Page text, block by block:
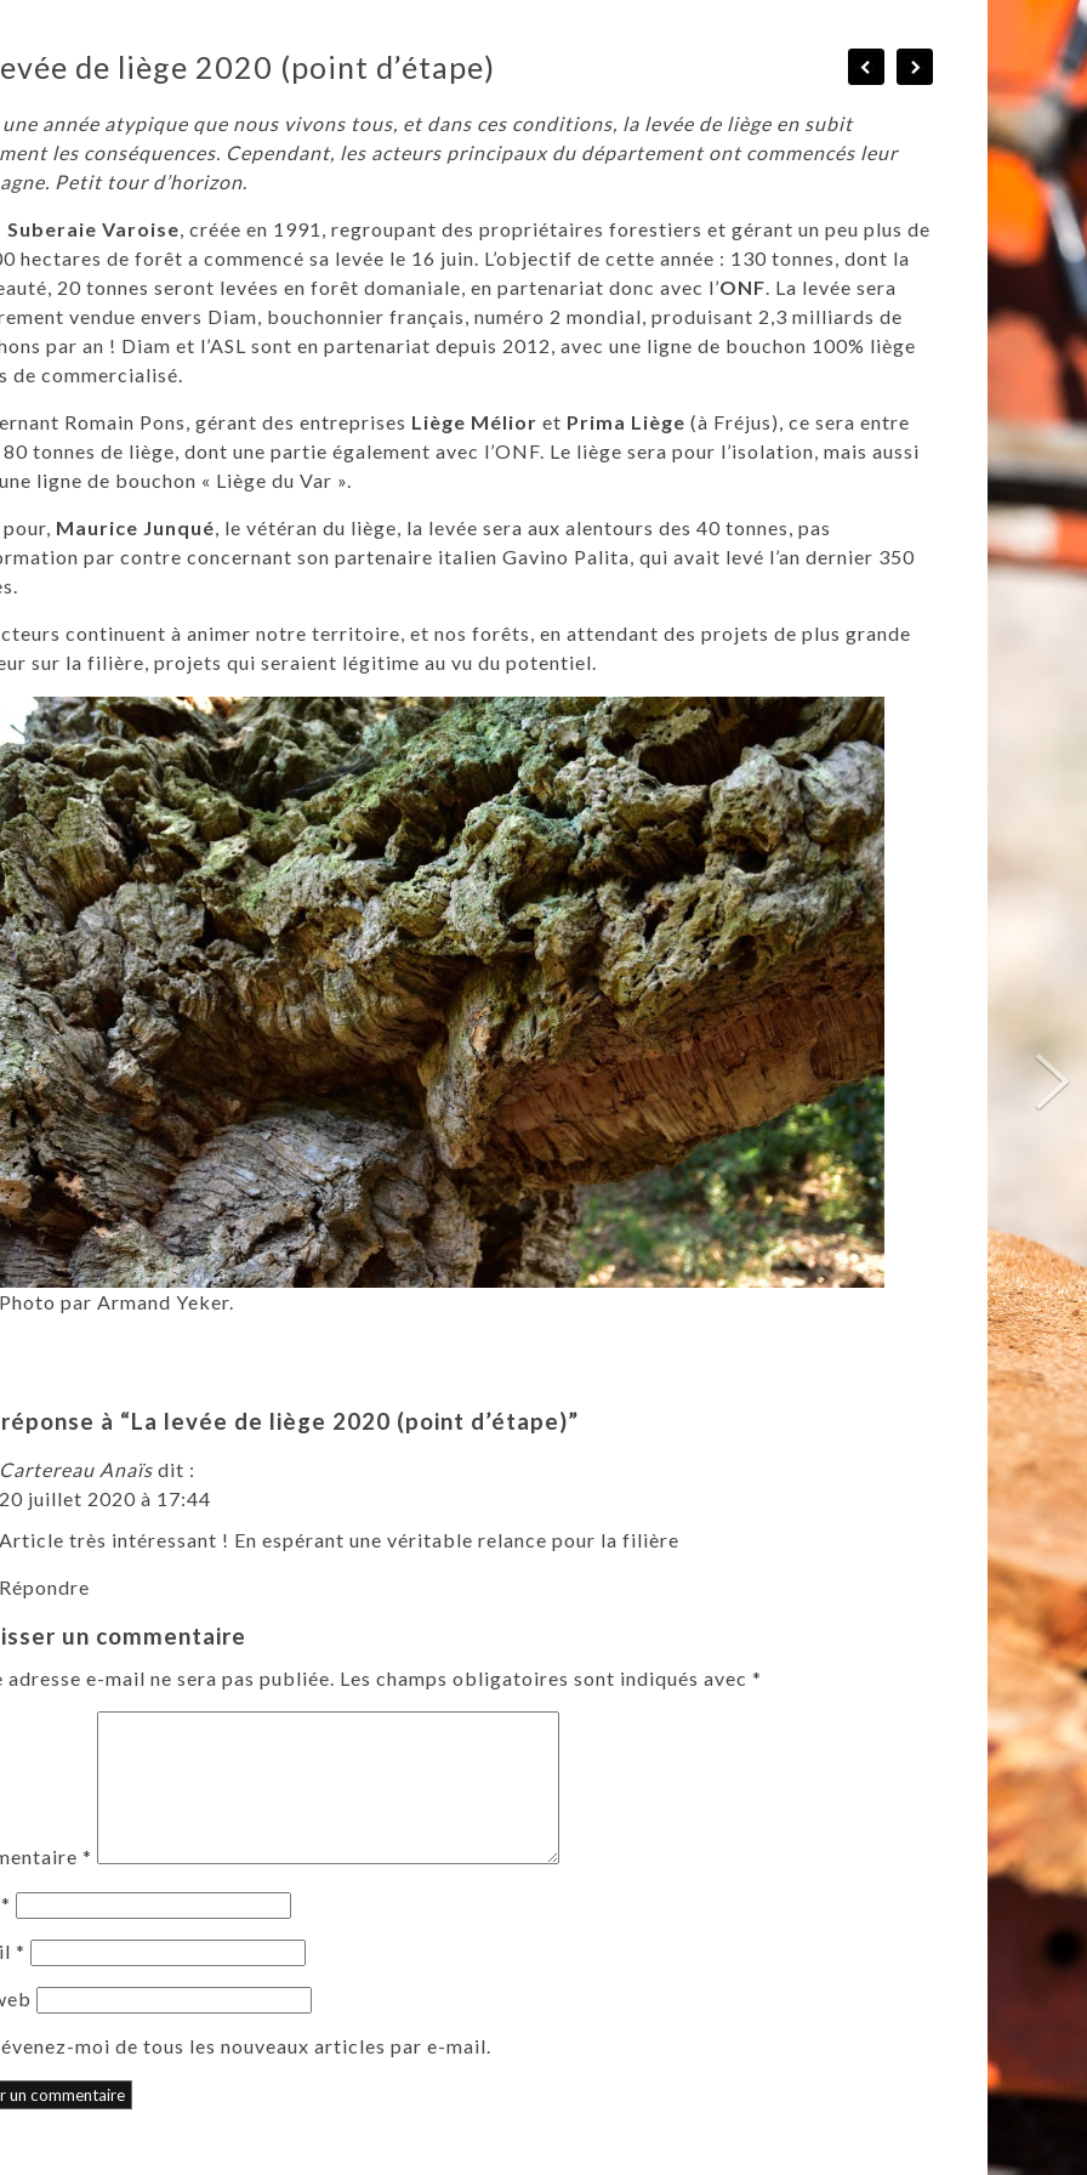
de liège 2020 (point d’étape)
une année atypique que nous vivons tous, et dans ces conditions, la levée de liège en subit
les conséquences. Cependant, les acteurs principaux du département ont commencés leur
Petit tour d’horizon.
Suberaie Varoise, créée en 1991, regroupant des propriétaires forestiers et gérant un peu plus de
hectares de forêt a commencé sa levée le 16 juin. L’objectif de cette année : 130 tonnes, dont la
20 tonnes seront levées en forêt domaniale, en partenariat donc avec l’ONF. La levée sera
vendue envers Diam, bouchonnier français, numéro 2 mondial, produisant 2,3 milliards de
par an ! Diam et l’ASL sont en partenariat depuis 2012, avec une ligne de bouchon 100% liège
de commercialisé.
Romain Pons, gérant des entreprises Liège Mélior et Prima Liège (à Fréjus), ce sera entre
tonnes de liège, dont une partie également avec l’ONF. Le liège sera pour l’isolation, mais aussi
ligne de bouchon « Liège du Var ».
Maurice Junqué, le vétéran du liège, la levée sera aux alentours des 40 tonnes, pas
par contre concernant son partenaire italien Gavino Palita, qui avait levé l’an dernier 350
continuent à animer notre territoire, et nos forêts, en attendant des projets de plus grande
sur la filière, projets qui seraient légitime au vu du potentiel.
Photo par Armand Yeker.
à “La levée de liège 2020 (point d’étape)”
Cartereau Anaïs dit :
20 juillet 2020 à 17:44
Article très intéressant ! En espérant une véritable relance pour la filière
Répondre
un commentaire
adresse e-mail ne sera pas publiée. Les champs obligatoires sont indiqués avec *
*
*
*
moi de tous les nouveaux articles par e-mail.